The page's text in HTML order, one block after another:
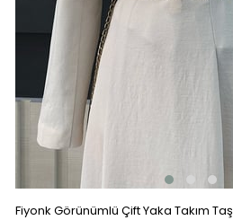
Fiyonk Görünümlü Çift Yaka Takım Taş